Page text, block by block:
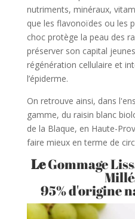
nutriments, minéraux,
que les flavonoïdes ou les
choc protège la peau des
préserver son capital
régénération cellulaire et
l’épiderme.
On retrouve ainsi, dans
gamme, du raisin blanc
de la Blaque, en Haute-
faire mieux en terme de
LeGommage
95% d'origine